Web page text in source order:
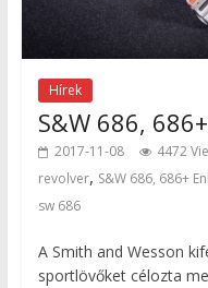
Hírek
S&W 686,
2017-11-08 4472
revolver, S&W 686, 686+
sw 686
A Smith and Wesson
sportlövőket célozta